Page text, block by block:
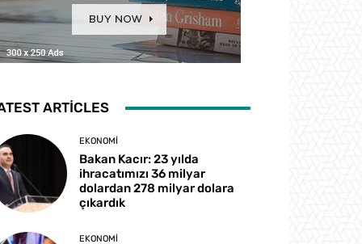
ARTICLES
EKONOMI
Bakan Kacır: 23 yılda
ihracatımızı 36 milyar
dolardan 278 milyar dolara
çıkardık
EKONOMI